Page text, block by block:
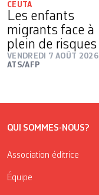
CEUTA
Les enfants
migrants face à
plein de risques
VENDREDI 7 AOÛT 2026
ATS/AFP
QUI SOMMES-NOUS?
Association éditrice
Équipe